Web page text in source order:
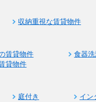
収納重視な賃貸物件
賃貸物件 食器
貸物件
庭付き イン